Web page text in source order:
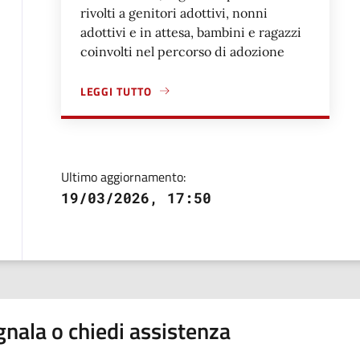
rivolti a genitori adottivi, nonni
adottivi e in attesa, bambini e ragazzi
coinvolti nel percorso di adozione
LEGGI TUTTO
A PROPOSITO DI RICHIEDERE SUPPORTO SU TEMI
Ultimo aggiornamento:
19/03/2026, 17:50
o chiedi assistenza